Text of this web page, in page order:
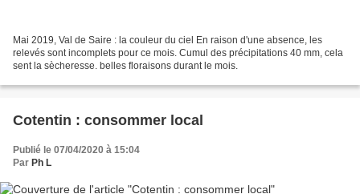
Mai 2019, Val de Saire : la couleur du ciel En raison d'une absence, les
relevés sont incomplets pour ce mois. Cumul des précipitations 40 mm, cela
sent la sècheresse. belles floraisons durant le mois.
Cotentin : consommer local
Publié le 07/04/2020 à 15:04
Par Ph L